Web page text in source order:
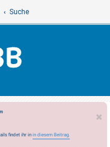
Suche
findet ihr in in diesem Beitrag.